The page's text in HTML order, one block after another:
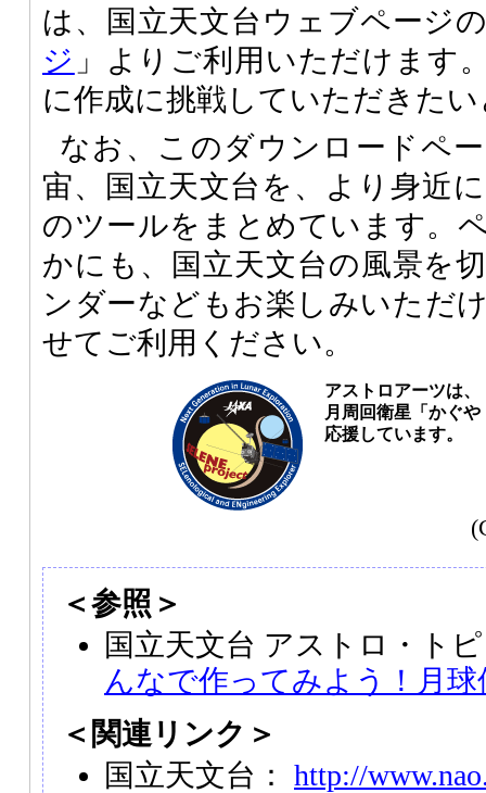
は、国立天文台ウェブページ
ジ 」よりご利用いただけます
に作成に挑戦していただきた
なお、このダウンロードペ
宙、国立天文台を、より身近
のツールをまとめています。
かにも、国立天文台の風景を
ンダーなどもお楽しみいただ
せてご利用ください。
アストロアーツは、
月周回衛星「かぐ
応援しています。
＜参照＞
国立天文台 アストロ・ト
んなで作ってみよう！月
＜関連リンク＞
国立天文台： http://